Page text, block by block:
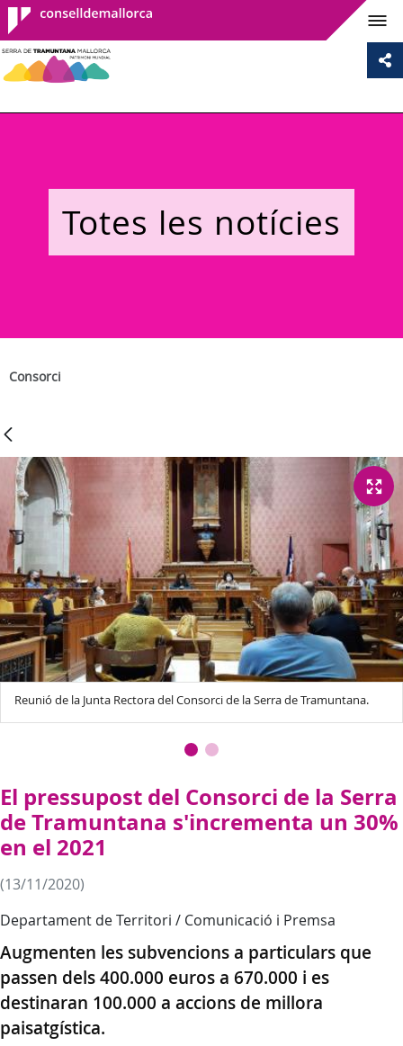
Consell de
Mallorca
Totes les notícies
Consorci
Reunió de la Junta Rectora del Consorci de la Serra de Tramuntana.
El pressupost del Consorci de la Serra
de Tramuntana s'incrementa un 30%
en el 2021
(13/11/2020)
Departament de Territori / Comunicació i Premsa
Augmenten les subvencions a particulars que
passen dels 400.000 euros a 670.000 i es
destinaran 100.000 a accions de millora
paisatgística.